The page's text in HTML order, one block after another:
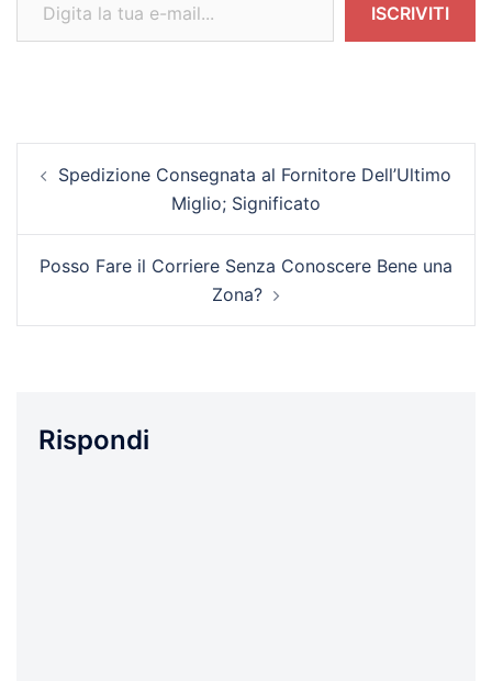
ISCRIVITI
articolo
Spedizione Consegnata al Fornitore Dell’Ultimo
Miglio; Significato
Posso Fare il Corriere Senza Conoscere Bene una
Zona?
Rispondi